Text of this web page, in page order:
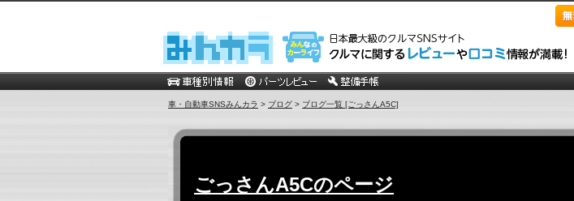
車・自動車SNSみんカラ > ブログ > ブログ一覧 [ごっさんA5C]
ごっさんA5Cのページ